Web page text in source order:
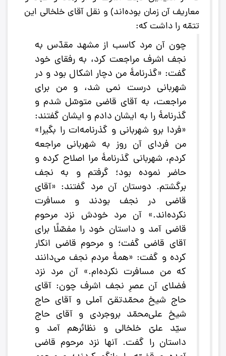
معاريف آن زمان بوده‌اند) و نقل آقاى خلخالى اين
تتمّه را داشت که:
چون آن مرد کاسب از مشهد مقدّس به
نجف اشرف مراجعت کرد، به رفقاى خود
گفت: «گذرنامۀ من دچار اشکال بود و در
شهربانى درست نمى شد، و من براى
مراجعت، به آقاى قاضى متوسّل شدم و
گذرنامۀ را به ايشان دادم و ايشان گفتند:
«فردا برو شهربانى و گذرنامه‌ات را بگير!»
من فرداى آن روز به شهربانى مراجعه
کردم، شهربانى گذرنامۀ مرا اصلاح کرده و
حاضر نموده بود؛ گرفتم و به نجف
برگشتم. دوستان آن مرد گفتند: «آقاى
قاضى در نجف بودند و مسافرت
نکرده‌اند.» آن مرد خودش نزد مرحوم
قاضى آمد و داستان خود را مفصّلًا براى
آقاى قاضى گفت؛ و مرحوم قاضى انکار
کرده و گفت: «همۀ مردم نجف مى‌دانند
که من مسافرت نکرده‌ام.» آن مرد نزد
فضلاى آن عصرِ نجف اشرف چون: آقاى
حاج شيخ محمّد‌تقىّ آملى و آقاى حاج
شيخ على‌محمّد بروجردى و آقاى حاج
سيّد علىّ خلخالى و نظائرهم آمد و
داستان را گفت. آنها نزد مرحوم قاضى